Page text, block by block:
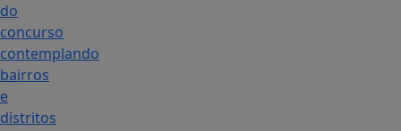
do
concurso
contemplando
bairros
e
distritos